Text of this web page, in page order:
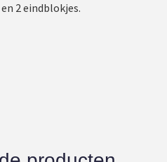
2 eindblokjes.